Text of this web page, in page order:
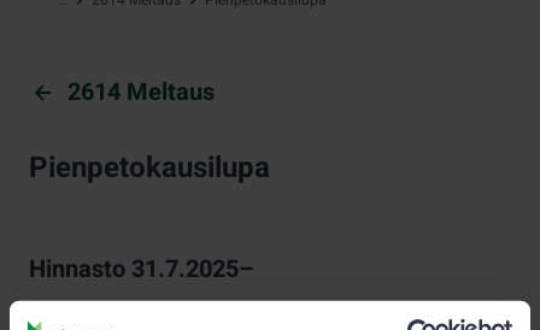
2614 Meltaus
Pienpetokausilupa
Hinnasto 31.7.2025–
KESTO